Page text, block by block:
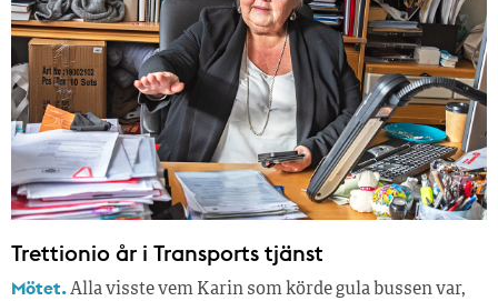
Trettionio år i Transports tjänst
Mötet.Alla visste vem Karin som körde gula bussen var,